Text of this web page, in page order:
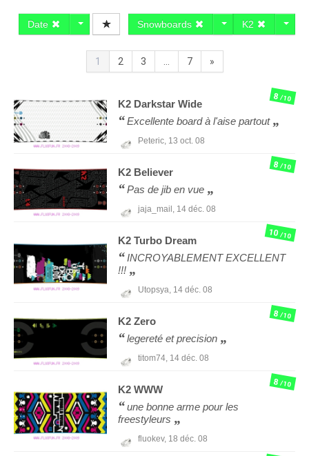
Date K2
Snowboards
1 2 3 7 »
K2 Darkstar Wide
Excellente board à l'aise partout
Peteric, 13 oct. 08
8/10
K2 Believer
Pas de jib en vue
jaja_mail, 14 déc. 08
8/10
K2 Turbo Dream
INCROYABLEMENT EXCELLENT
!!!
Utopsya, 14 déc. 08
10/10
K2 Zero
legereté et precision
titom74, 14 déc. 08
8/10
K2 WWW
une bonne arme pour les
freestyleurs
fluokev, 18 déc. 08
8/10